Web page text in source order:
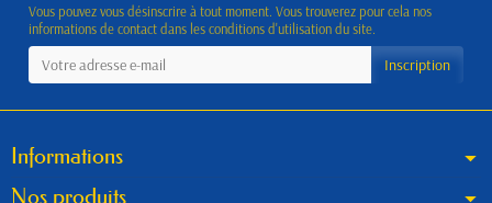
Vous pouvez vous désinscrire à tout moment. Vous trouverez pour cela nos
informations de contact dans les conditions d'utilisation du site.
Informations
Nos produits